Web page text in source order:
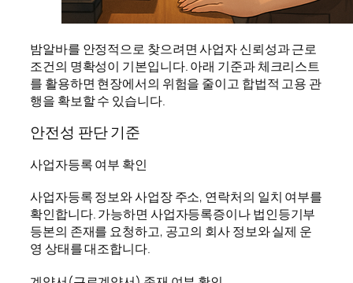
밤알바를 안정적으로 찾으려면 사업자 신뢰성과 근로
조건의 명확성이 기본입니다. 아래 기준과 체크리스트
를 활용하면 현장에서의 위험을 줄이고 합법적 고용 관
행을 확보할 수 있습니다.
안전성 판단 기준
사업자등록 여부 확인
사업자등록 정보와 사업장 주소, 연락처의 일치 여부를
확인합니다. 가능하면 사업자등록증이나 법인등기부
등본의 존재를 요청하고, 공고의 회사 정보와 실제 운
영 상태를 대조합니다.